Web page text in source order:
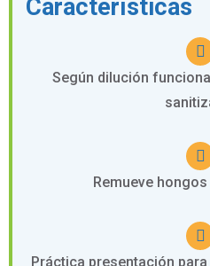
Características
Según dilución
Remueve
Práctica presentación